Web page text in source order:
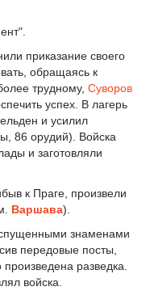
приказание своего
обращаясь к
трудному, Суворов
успех. В лагерь
и усилил
86 орудий). Войска
и заготовляли
к Праге, произвели
Варшава).
знаменами
передовые посты,
разведка.
войска.